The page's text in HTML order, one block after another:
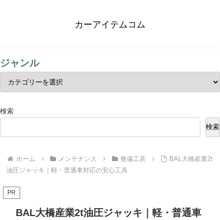
カーアイテムコム
ジャンル
検索
検索
ホーム メンテナンス 整備工具
BAL大橋産業2t
油圧ジャッキ｜軽・普通車対応の安心工具
PR
BAL大橋産業2t油圧ジャッキ｜軽・普通車